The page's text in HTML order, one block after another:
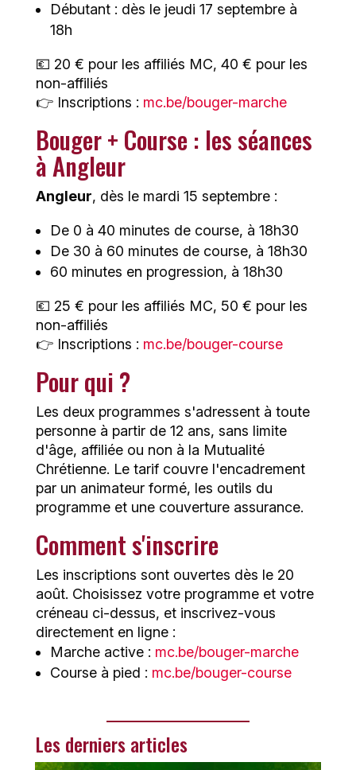
Débutant : dès le jeudi 17 septembre à
18h
💶 20 € pour les affiliés MC, 40 € pour les
non-affiliés
👉 Inscriptions : mc.be/bouger-marche
Bouger + Course : les séances
à Angleur
Angleur, dès le mardi 15 septembre :
De 0 à 40 minutes de course, à 18h30
De 30 à 60 minutes de course, à 18h30
60 minutes en progression, à 18h30
💶 25 € pour les affiliés MC, 50 € pour les
non-affiliés
👉 Inscriptions : mc.be/bouger-course
Pour qui ?
Les deux programmes s'adressent à toute
personne à partir de 12 ans, sans limite
d'âge, affiliée ou non à la Mutualité
Chrétienne. Le tarif couvre l'encadrement
par un animateur formé, les outils du
programme et une couverture assurance.
Comment s'inscrire
Les inscriptions sont ouvertes dès le 20
août. Choisissez votre programme et votre
créneau ci-dessus, et inscrivez-vous
directement en ligne :
Marche active : mc.be/bouger-marche
Course à pied : mc.be/bouger-course
Les derniers articles